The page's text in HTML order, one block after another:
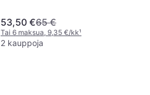
53,50 €65 €
Tai 6 maksua, 9,35 €/kk¹
2 kauppoja